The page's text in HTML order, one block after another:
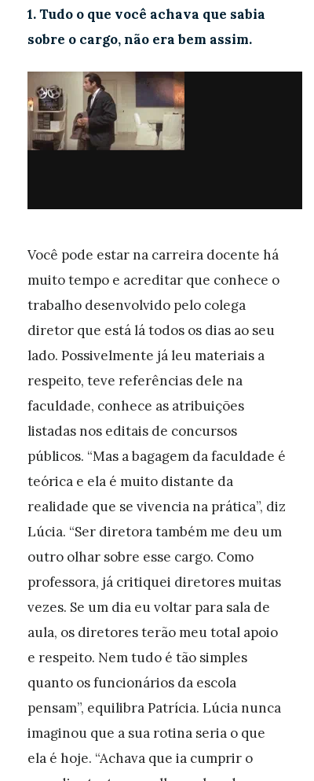
1. Tudo o que você achava que sabia
sobre o cargo, não era bem assim.
Você pode estar na carreira docente há
muito tempo e acreditar que conhece o
trabalho desenvolvido pelo colega
diretor que está lá todos os dias ao seu
lado. Possivelmente já leu materiais a
respeito, teve referências dele na
faculdade, conhece as atribuições
listadas nos editais de concursos
públicos. “Mas a bagagem da faculdade é
teórica e ela é muito distante da
realidade que se vivencia na prática”, diz
Lúcia. “Ser diretora também me deu um
outro olhar sobre esse cargo. Como
professora, já critiquei diretores muitas
vezes. Se um dia eu voltar para sala de
aula, os diretores terão meu total apoio
e respeito. Nem tudo é tão simples
quanto os funcionários da escola
pensam”, equilibra Patrícia. Lúcia nunca
imaginou que a sua rotina seria o que
ela é hoje. “Achava que ia cumprir o